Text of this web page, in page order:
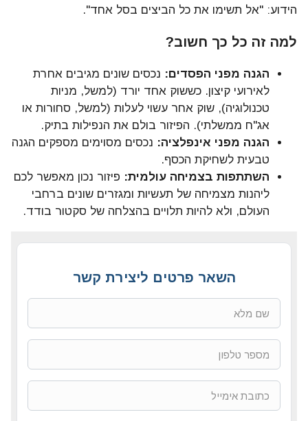
הידוע: "אל תשימו את כל הביצים בסל אחד".
למה זה כל כך חשוב?
הגנה מפני הפסדים: נכסים שונים מגיבים אחרת
לאירועי קיצון. כששוק אחד יורד (למשל, מניות
טכנולוגיה), שוק אחר עשוי לעלות (למשל, סחורות או
אג"ח ממשלתי). הפיזור בולם את הנפילות בתיק.
הגנה מפני אינפלציה: נכסים מסוימים מספקים הגנה
טבעית לשחיקת הכסף.
השתתפות בצמיחה עולמית: פיזור נכון מאפשר לכם
ליהנות מצמיחה של תעשיות ומגזרים שונים ברחבי
העולם, ולא להיות תלויים בהצלחה של סקטור בודד.
השאר פרטים ליצירת קשר